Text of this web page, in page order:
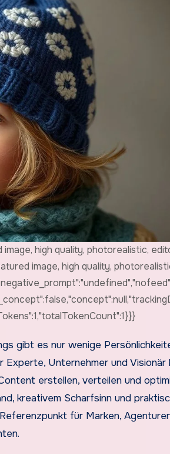
high quality, photorealistic,
image, high quality,
Experte, Unternehmer und Visionär
erstellen, verteilen und
kreativem Scharfsinn und
für Marken,